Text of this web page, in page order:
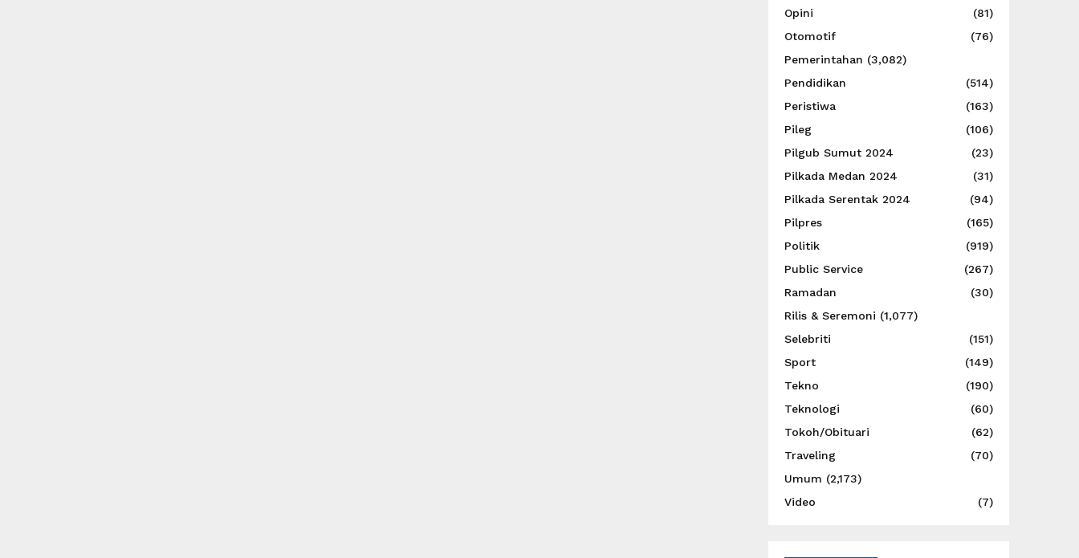
Opini
(81)
Otomotif
(76)
Pemerintahan (3,082)
Pendidikan
(514)
Peristiwa
(163)
Pileg
(106)
Pilgub Sumut 2024
(23)
Pilkada Medan 2024
(31)
Pilkada Serentak 2024
(94)
Pilpres
(165)
Politik
(919)
Public Service
(267)
Ramadan
(30)
Rilis & Seremoni (1,077)
Selebriti
(151)
Sport
(149)
Tekno
(190)
Teknologi
(60)
Tokoh/Obituari
(62)
Traveling
(70)
Umum (2,173)
Video
(7)